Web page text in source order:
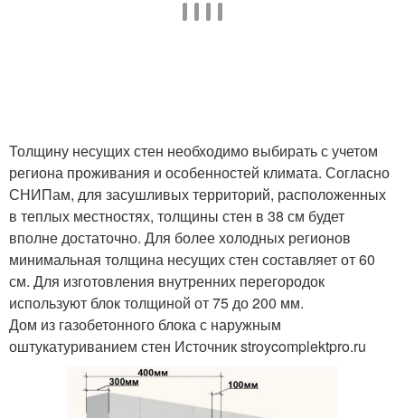
Толщину несущих стен необходимо выбирать с учетом
региона проживания и особенностей климата. Согласно
СНИПам, для засушливых территорий, расположенных
в теплых местностях, толщины стен в 38 см будет
вполне достаточно. Для более холодных регионов
минимальная толщина несущих стен составляет от 60
см. Для изготовления внутренних перегородок
используют блок толщиной от 75 до 200 мм.
Дом из газобетонного блока с наружным
оштукатуриванием стен Источник stroycomplektpro.ru